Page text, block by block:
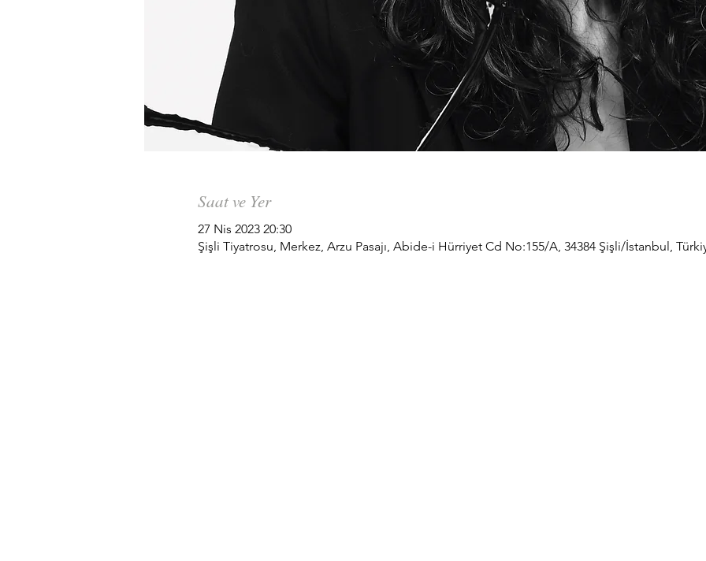
Saat ve Yer
27 Nis 2023 20:30
Şişli Tiyatrosu, Merkez, Arzu Pasajı, Abide-i Hürriyet Cd No:155/A, 34384 Şişli/İstanbul,